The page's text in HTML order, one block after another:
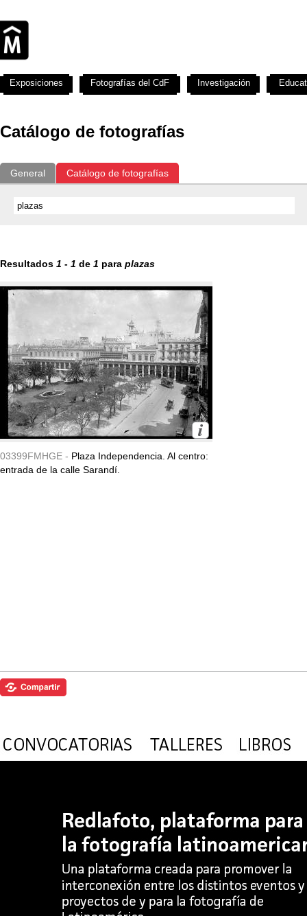
Catálogo de fotografías
General Catálogo de fotografías
Resultados 1 - 1 de 1 para plazas
03399FMHGE - Plaza Independencia. Al centro:
entrada de la calle Sarandí.
Exposiciones Fotografías del CdF Investigación